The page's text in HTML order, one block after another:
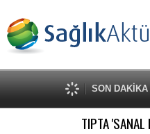
SON DAKİKA
TIPTA 'SANAL